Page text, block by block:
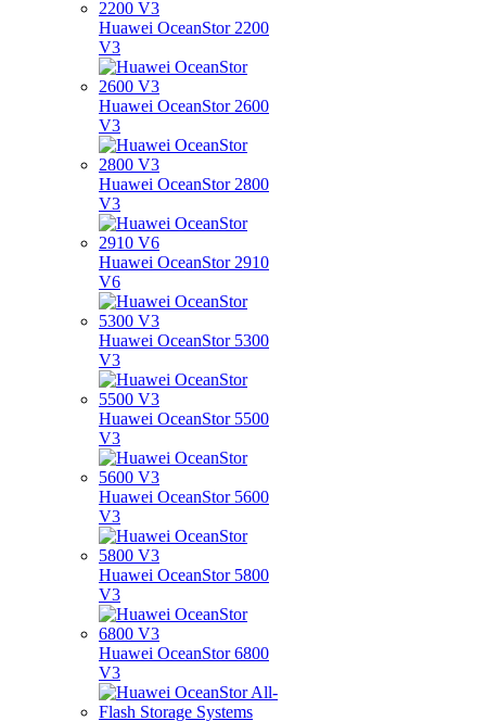
Huawei OceanStor 2200
V3
Huawei OceanStor 2600
V3
Huawei OceanStor 2800
V3
Huawei OceanStor 2910
V6
Huawei OceanStor 5300
V3
Huawei OceanStor 5500
V3
Huawei OceanStor 5600
V3
Huawei OceanStor 5800
V3
Huawei OceanStor 6800
V3